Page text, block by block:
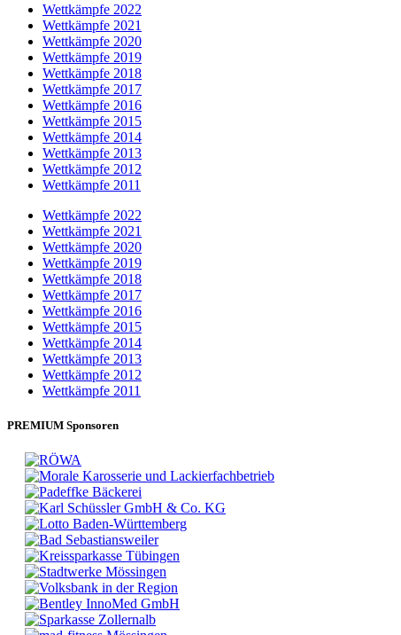
Wettkämpfe 2022
Wettkämpfe 2021
Wettkämpfe 2020
Wettkämpfe 2019
Wettkämpfe 2018
Wettkämpfe 2017
Wettkämpfe 2016
Wettkämpfe 2015
Wettkämpfe 2014
Wettkämpfe 2013
Wettkämpfe 2012
Wettkämpfe 2011
Wettkämpfe 2022
Wettkämpfe 2021
Wettkämpfe 2020
Wettkämpfe 2019
Wettkämpfe 2018
Wettkämpfe 2017
Wettkämpfe 2016
Wettkämpfe 2015
Wettkämpfe 2014
Wettkämpfe 2013
Wettkämpfe 2012
Wettkämpfe 2011
PREMIUM Sponsoren